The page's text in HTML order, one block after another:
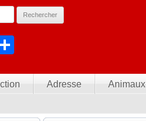
Pinterest
Adresse Animaux